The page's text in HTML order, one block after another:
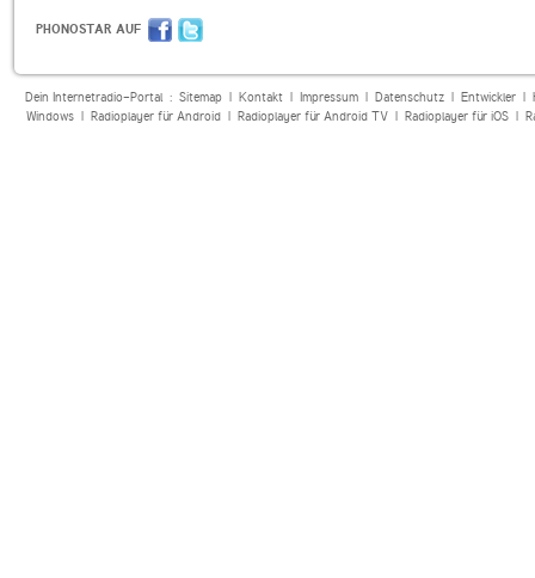
PHONOSTAR AUF
Dein Internetradio-Portal : Sitemap| Kontakt| Impressum| Datenschutz| Entwickler|
Windows| Radioplayer für Android| Radioplayer für Android TV| Radioplayer für iOS|